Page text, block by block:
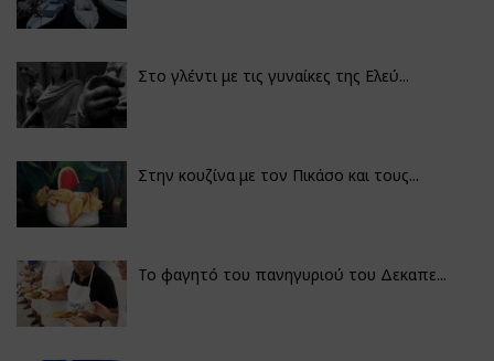
Στο γλέντι με τις γυναίκες της Ελεύ...
Στην κουζίνα με τον Πικάσο και τους...
Το φαγητό του πανηγυριού του Δεκαπε...